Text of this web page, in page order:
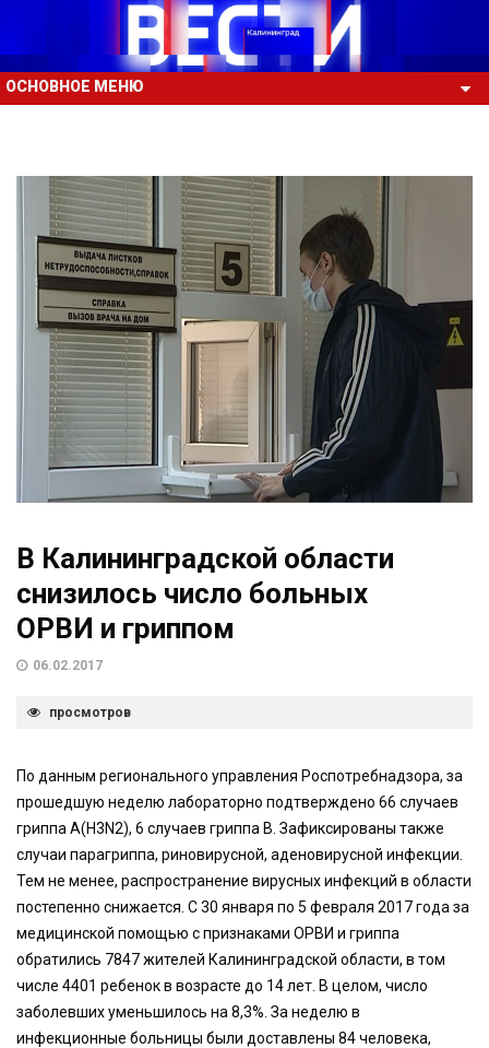
ОСНОВНОЕ МЕНЮ
В Калининградской области
снизилось число больных
ОРВИ и гриппом
06.02.2017
просмотров
По данным регионального управления Роспотребнадзора, за
прошедшую неделю лабораторно подтверждено 66 случаев
гриппа А(H3N2), 6 случаев гриппа В. Зафиксированы также
случаи парагриппа, риновирусной, аденовирусной инфекции.
Тем не менее, распространение вирусных инфекций в области
постепенно снижается. С 30 января по 5 февраля 2017 года за
медицинской помощью с признаками ОРВИ и гриппа
обратились 7847 жителей Калининградской области, в том
числе 4401 ребенок в возрасте до 14 лет. В целом, число
заболевших уменьшилось на 8,3%. За неделю в
инфекционные больницы были доставлены 84 человека,